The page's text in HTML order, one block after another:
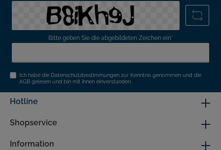
Bitte geben Sie die abgebildeten Zeichen ein*
Ich habe die Datenschutzbestimmungen zur Kenntnis genommen und die
AGB gelesen und bin mit ihnen einverstanden.
Hotline
Shopservice
Information